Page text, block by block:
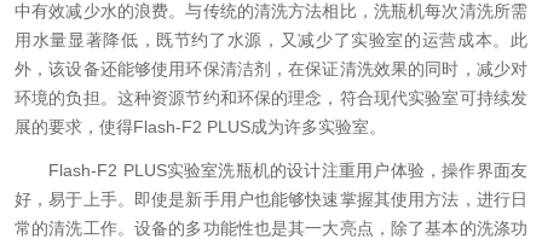
中有效减少水的浪费。与传统的清洗方法相比，洗瓶机每次清洗所需
用水量显著降低，既节约了水源，又减少了实验室的运营成本。此
外，该设备还能够使用环保清洁剂，在保证清洗效果的同时，减少对
环境的负担。这种资源节约和环保的理念，符合现代实验室可持续发
展的要求，使得Flash-F2 PLUS成为许多实验室。
Flash-F2 PLUS实验室洗瓶机的设计注重用户体验，操作界面友
好，易于上手。即使是新手用户也能够快速掌握其使用方法，进行日
常的清洗工作。设备的多功能性也是其一大亮点，除了基本的洗涤功